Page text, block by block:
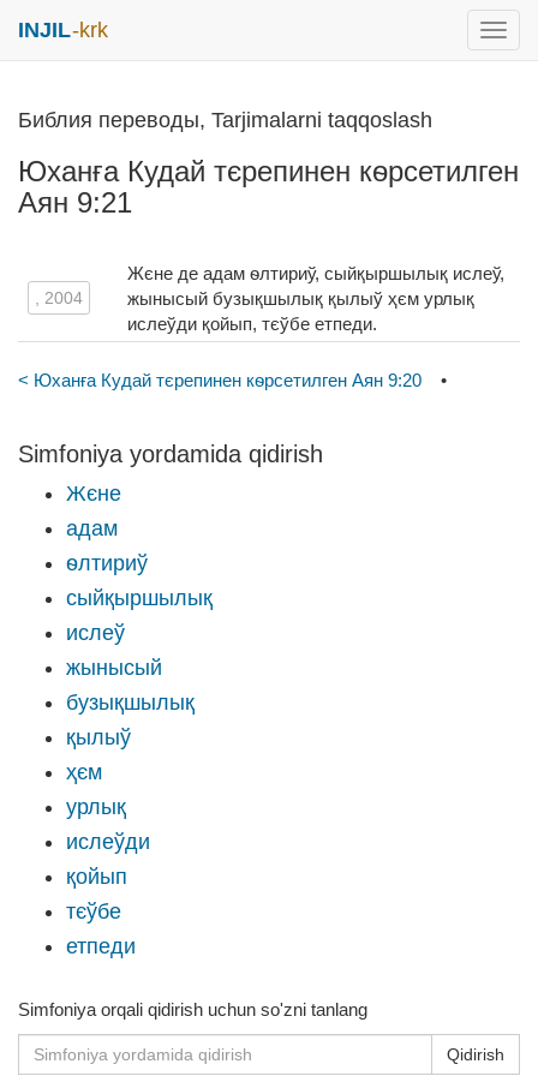
меню
INJIL-krk
Библия переводы, Tarjimalarni taqqoslash
Юханға Кудай тєрепинен кѳрсетилген
Аян 9:21
, 2004
Жєне де адам ѳлтириў, сыйқыршылық ислеў,
жынысый бузықшылық қылыў ҳєм урлық
ислеўди қойып, тєўбе етпеди.
< Юханға Кудай тєрепинен кѳрсетилген Аян 9:20 •
Simfoniya yordamida qidirish
Жєне
адам
ѳлтириў
сыйқыршылық
ислеў
жынысый
бузықшылық
қылыў
ҳєм
урлық
ислеўди
қойып
тєўбе
етпеди
Simfoniya orqali qidirish uchun so'zni tanlang
Qidirish